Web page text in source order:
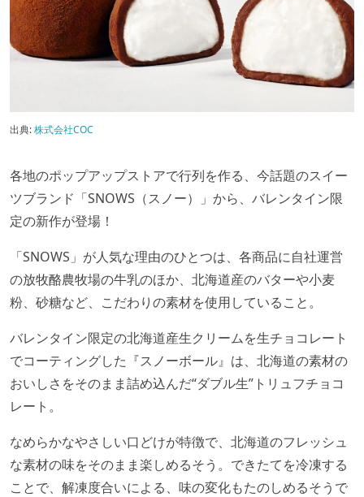
出典:株式会社COC
各地のポップアップストアで行列を作る、今話題のスイー
ツブランド「SNOWS（スノー）」から、バレンタイン限
定の新作が登場！
「SNOWS」が人気な理由のひとつは、各商品に自社運営
の放牧酪農牧場の牛乳のほか、北海道産のバターや小麦
粉、砂糖など、こだわりの素材を使用していること。
バレンタイン限定の北海道産生クリームを生チョコレート
でコーティングした『スノーボール』は、北海道の素材の
おいしさをそのまま詰め込んだ“ダブル生”トリュフチョコ
レート。
なめらかなやさしい口どけが特徴で、北海道のフレッシュ
な素材の味をそのまま楽しめるそう。できたてを冷凍する
ことで、解凍度合いによる、味の変化もたのしめるそうで